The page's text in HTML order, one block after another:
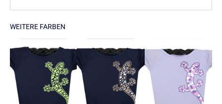
WEITERE FARBEN